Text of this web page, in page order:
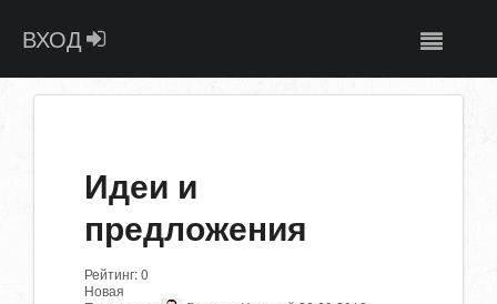
ВХОД
Идеи и
предложения
Рейтинг:0
Новая